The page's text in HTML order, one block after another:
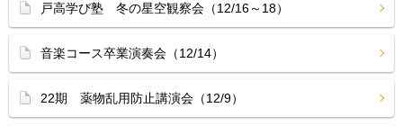
戸高学び塾 冬の星空観察会（12/16～18）
音楽コース卒業演奏会（12/14）
22期 薬物乱用防止講演会（12/9）